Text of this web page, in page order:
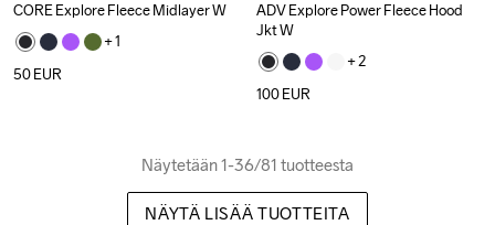
CORE Explore Fleece Midlayer W
+ 1
50EUR
ADV Explore Power Fleece Hood
Jkt W
+ 2
100EUR
Näytetään 1-36/81 tuotteesta
NÄYTÄ LISÄÄ TUOTTEITA